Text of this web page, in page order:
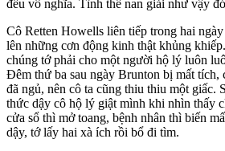
đều vô nghĩa. Tình thế nan giải như vậy
Cô Retten Howells liên tiếp trong hai
lên những cơn động kinh thật khủng
chúng tớ phải cho một người hộ lý luôn
Đêm thứ ba sau ngày Brunton bị mất tích,
đã ngủ, nên cô ta cũng thiu thiu một giấc.
thức dậy cô hộ lý giật mình khi nhìn thấy
cửa sổ thì mở toang, bệnh nhân thì biến
dậy, tớ lấy hai xà ích rồi bổ đi tìm.